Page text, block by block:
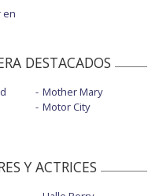
en
DESTACADOS
Mother Mary
Motor City
Y ACTRICES